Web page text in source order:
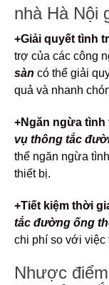
nhà Hà Nội
+Giải quyết tình
trợ của các công
sàn có thể giải
quả và nhanh
+Ngăn ngừa tình
vụ thông tắc
thể ngăn ngừa
thiết bị.
+Tiết kiệm thời
tắc đường ống
chi phí so với việc
Nhược